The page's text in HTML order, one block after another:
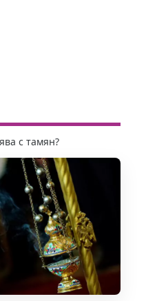
с тамян?